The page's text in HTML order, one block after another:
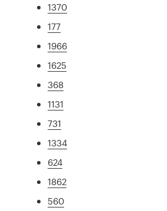
1370
177
1966
1625
368
1131
731
1334
624
1862
560